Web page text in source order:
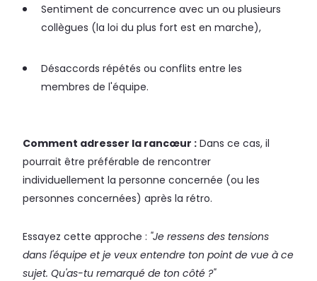
Sentiment de concurrence avec un ou plusieurs
collègues (la loi du plus fort est en marche),
Désaccords répétés ou conflits entre les
membres de l'équipe.
Comment adresser la rancœur : Dans ce cas, il
pourrait être préférable de rencontrer
individuellement la personne concernée (ou les
personnes concernées) après la rétro.
Essayez cette approche : "Je ressens des tensions
dans l'équipe et je veux entendre ton point de vue à ce
sujet. Qu'as-tu remarqué de ton côté ?"